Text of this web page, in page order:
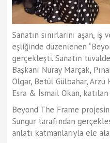
Sanatın sınırlarını aşan,
eşliğinde düzenlenen
gerçekleşti. Sanatın
Başkanı Nuray Marçak,
Olgar, Betül Gülbahar,
Esra & İsmail Ökan,
Beyond The Frame
Sungur tarafından
anlatı katmanlarıyla ele